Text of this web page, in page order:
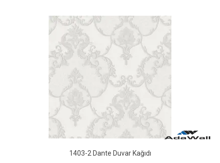
1403-2 Dante Duvar Kağıdı